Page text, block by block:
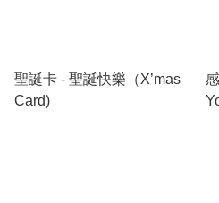
聖誕卡 - 聖誕快樂（X’mas
Card)